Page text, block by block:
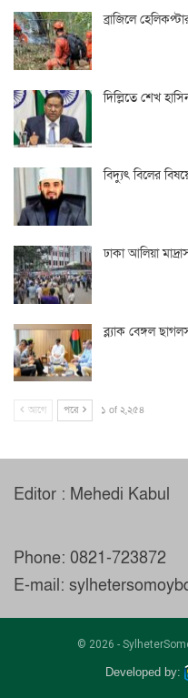
ব্রাজিলে
দিল্লিতে শেখ
বিদ্যুৎ বিলের
ঢাকা আলিয়া
ব্ল্যাক বেঙ্গল
আগে পরে ১ of ২,২৫৪
Editor : Mehedi Kabul
Phone: 0821-723872
E-mail:
© 2026 -
Developed by: